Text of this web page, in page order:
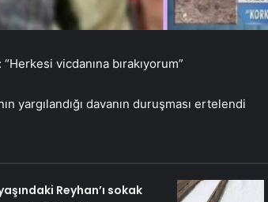
vicdanına bırakıyorum”
yargılandığı davanın duruşması ertelendi
Reyhan’ı sokak